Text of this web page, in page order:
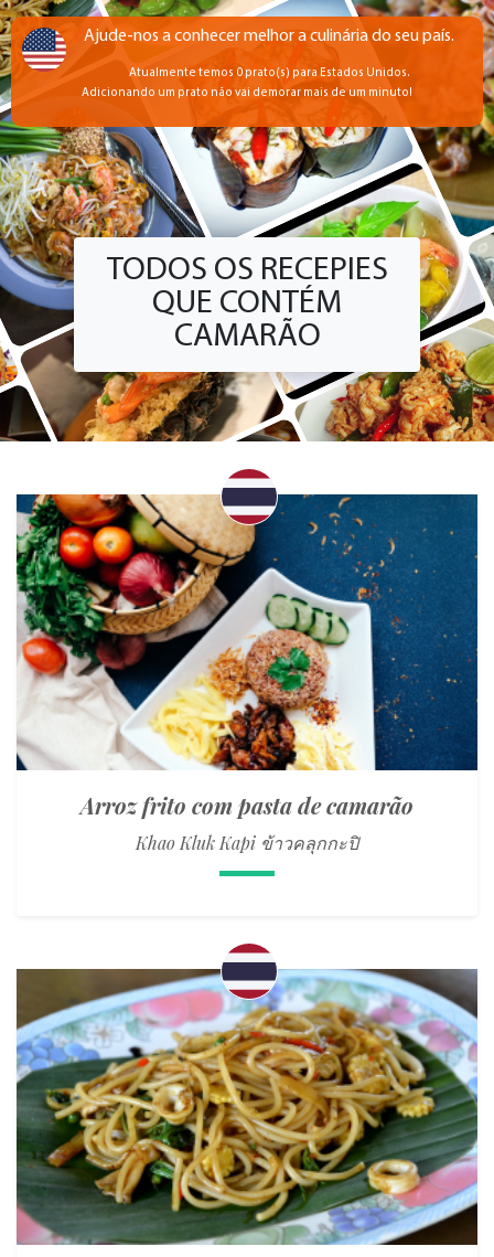
TODOS OS RECEPIES
QUE CONTÉM
CAMARÃO
Arroz frito com pasta de camarão
Khao Kluk Kapi ข้าวคลุกกะปิ
Ajude-nos a conhecer melhor a culinária do seu país.
Atualmente temos 0 prato(s) para Estados Unidos.
Adicionando um prato não vai demorar mais de um minuto!